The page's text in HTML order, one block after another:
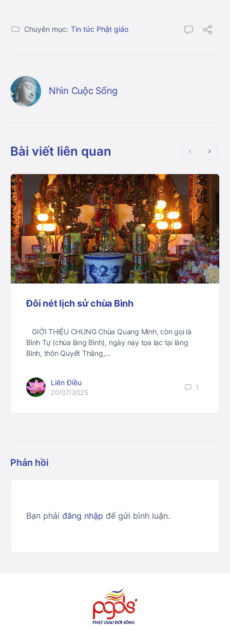
Chuyên mục: Tin tức Phật giáo
Nhìn Cuộc Sống
Bài viết liên quan
Đôi nét lịch sử chùa Bình
GIỚI THIỆU CHUNG Chùa Quang Minh, còn gọi là
Bình Tự (chùa làng Bình), ngày nay tọa lạc tại làng
Bình, thôn Quyết Thắng,…
Liên Điều
20/07/2025
1
Phản hồi
Bạn phải đăng nhập để gửi bình luận.